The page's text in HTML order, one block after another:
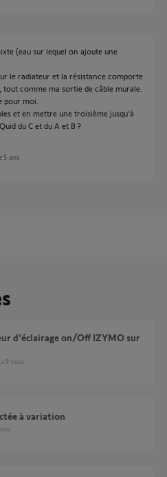
(eau sur lequel on ajoute une
le radiateur et la résistance comporte
comme ma sortie de câble murale.
pour moi.
et en mettre une troisième jusqu'à
du C et du A et B ?
5 ans
a 9 mois
à variation